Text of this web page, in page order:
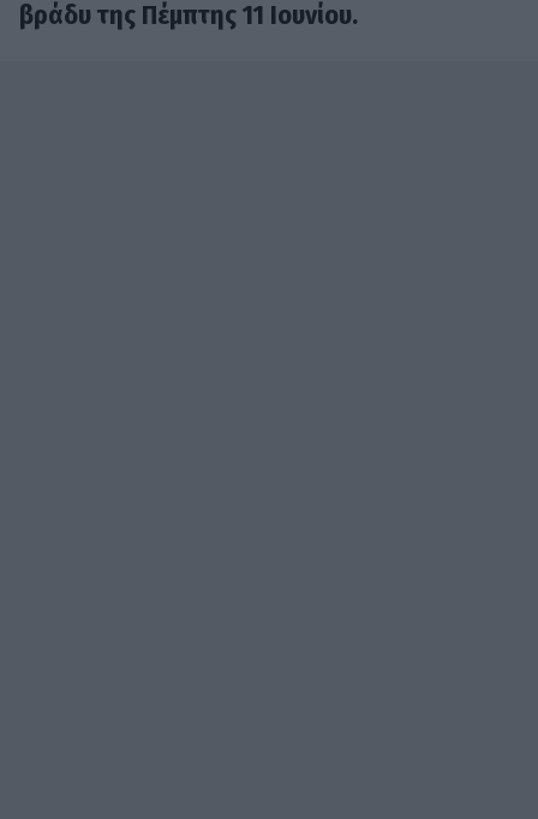
βράδυ της Πέμπτης 11 Ιουνίου.